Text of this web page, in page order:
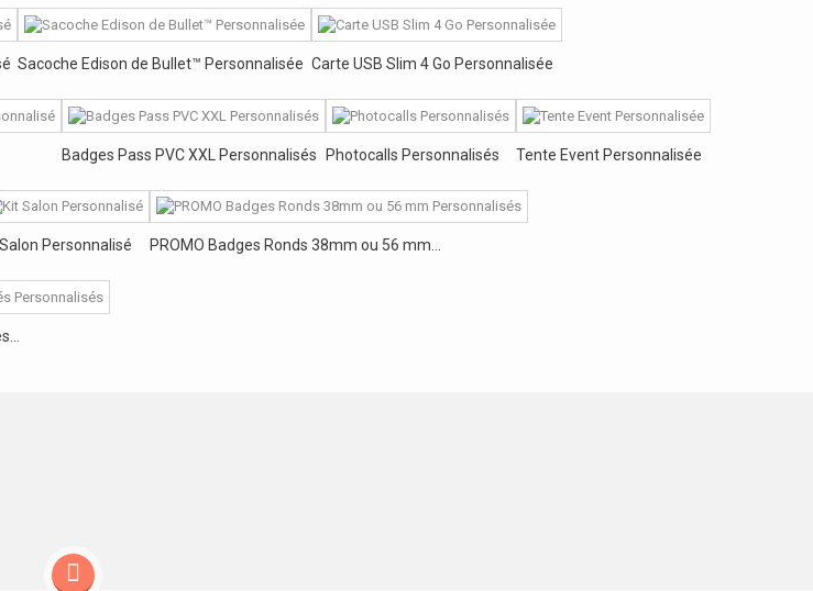
Sacoche Edison de Bullet™ Personnalisée Carte USB Slim 4 Go Personnalisée
Badges Pass PVC XXL Personnalisés Photocalls Personnalisés Tente Event Personnalisée
Personnalisé PROMO Badges Ronds 38mm ou 56 mm...